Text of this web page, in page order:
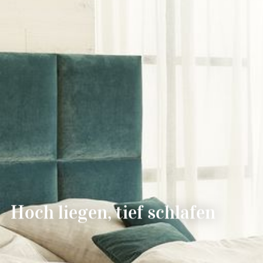
--
Hoch liegen, tief schlafen